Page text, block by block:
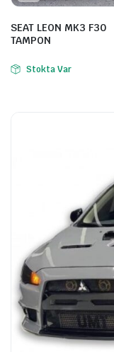
SEAT LEON MK3 F30
TAMPON
Stokta Var